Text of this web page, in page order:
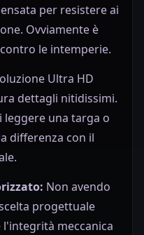
per resistere ai
Ovviamente è
le intemperie.
Ultra HD
dettagli nitidissimi.
leggere una targa o
differenza con il
Non avendo
progettuale
meccanica